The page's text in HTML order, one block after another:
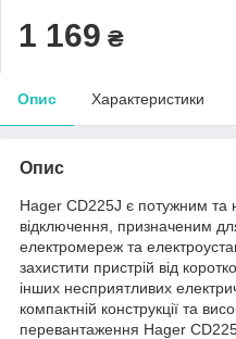
1 169 ₴
Опис Характеристики
Опис
Hager CD225J є потужним та
відключення, призначеним
електромереж та
захистити пристрій від
інших несприятливих
компактній конструкції та
перевантаження Hager